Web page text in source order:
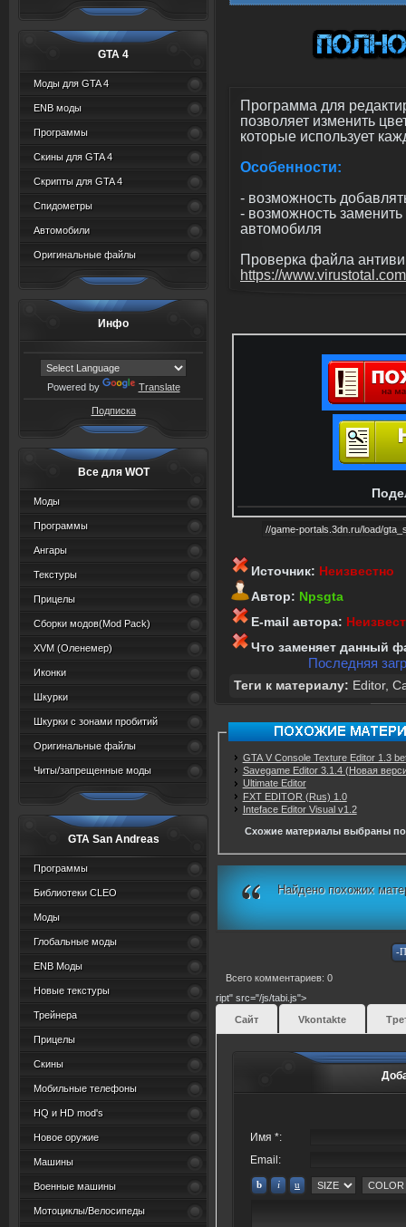
GTA 4
Моды для GTA 4
ENB моды
Программы
Скины для GTA 4
Скрипты для GTA 4
Спидометры
Автомобили
Оригинальные файлы
Инфо
Powered by Translate
Подписка
Все для WOT
Моды
Программы
Ангары
Текстуры
Прицелы
Сборки модов(Mod Pack)
XVM (Oленемер)
Иконки
Шкурки
Шкурки с зонами пробитий
Оригинальные файлы
Читы/запрещенные моды
GTA San Andreas
Программы
Библиотеки CLEO
Моды
Глобальные моды
ENB Моды
Новые текстуры
Трейнера
Прицелы
Скины
Мобильные телефоны
HQ и HD mod's
Новое оружие
Машины
Военные машины
Мотоциклы/Велосипеды
Программа для
позволяет изменить
которые использует
Особенности:
- возможность
- возможность
автомобиля
Проверка файла
https://
Источник: Неизвестно
Автор: Npsgta
E-mail автора:
Что заменяет данный
Последняя
Теги к материалу: Editor,
GTA V Console Texture Editor 1.3
Savegame Editor 3.1.4 (Новая
Ultimate Editor
FXT EDITOR (Rus) 1.0
Inteface Editor Visual v1.2
Схожие материалы выбраны по
Найдено похожих
Всего комментариев: 0
ript" src="/js/tabi.js">
Сайт
Vkontakte
Имя *:
Email: